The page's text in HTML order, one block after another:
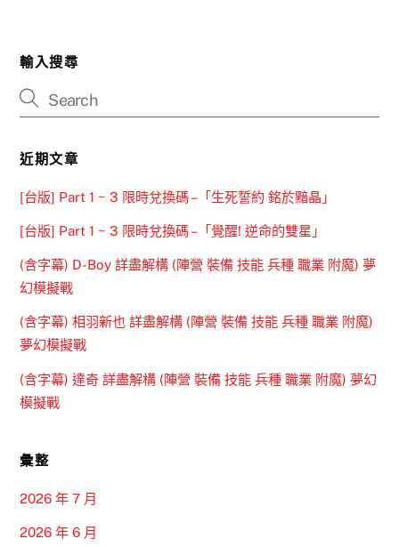
輸入搜尋
近期文章
[台版] Part 1 ~ 3 限時兌換碼 –「生死誓約 銘於黯晶」
[台版] Part 1 ~ 3 限時兌換碼 –「覺醒! 逆命的雙星」
(含字幕) D-Boy 詳盡解構 (陣營 裝備 技能 兵種 職業 附魔) 夢
幻模擬戰
(含字幕) 相羽新也 詳盡解構 (陣營 裝備 技能 兵種 職業 附魔)
夢幻模擬戰
(含字幕) 達奇 詳盡解構 (陣營 裝備 技能 兵種 職業 附魔) 夢幻
模擬戰
彙整
2026 年 7 月
2026 年 6 月